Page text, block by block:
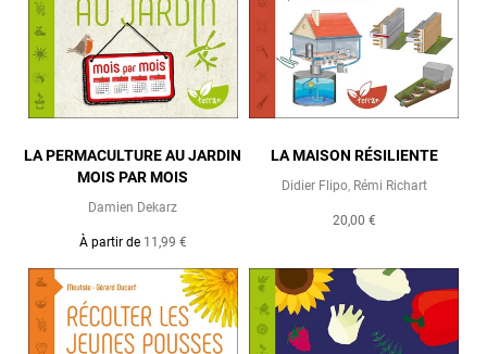
LA PERMACULTURE AU JARDIN
MOIS PAR MOIS
Damien Dekarz
À partir de 11,99 €
LA MAISON RÉSILIENTE
Didier Flipo, Rémi Richart
20,00 €